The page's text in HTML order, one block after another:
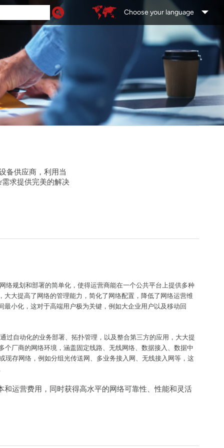
Choose your language
备供应商，利用当
求提供完美的解决
络规划和部署的简单化，使得运营商能在一个公共平台上提供多种
大提高了网络的管理能力，简化了网络配置，降低了网络运营维
小化，这对于高端用户极为关键，例如大企业用户以及移动回
过自动化的业务部署、拓扑管理，以及整合第三方的应用，大大提
厂商的网络环境，涵盖固定线路、无线网络、数据接入、数据中
现存网络，例如分组光传送网、多业务接入网、无线接入网等，这
运营费用，同时获得高水平的网络可靠性、性能和灵活